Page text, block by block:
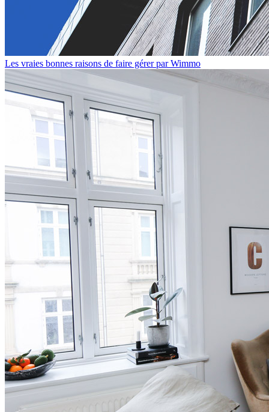
Les vraies bonnes raisons de faire gérer par Wimmo